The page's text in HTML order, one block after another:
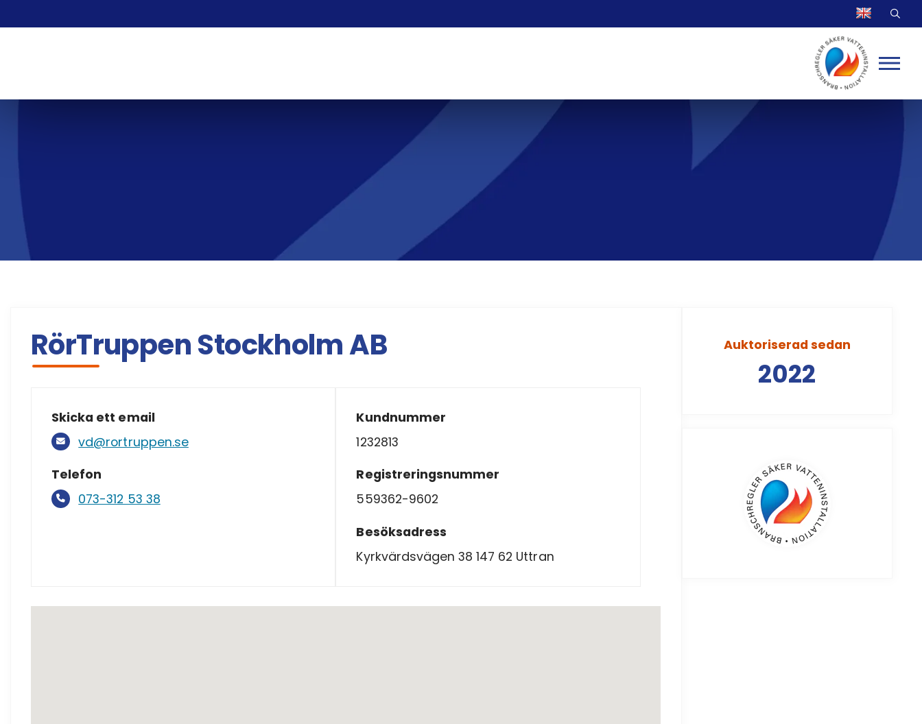
RörTruppen Stockholm AB
Skicka ett email
vd@rortruppen.se
Telefon
073-312 53 38
Kundnummer
1232813
Registreringsnummer
559362-9602
Besöksadress
Kyrkvärdsvägen 38 147 62 Uttran
Auktoriserad sedan
2022